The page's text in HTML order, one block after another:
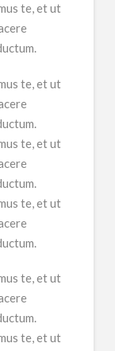
te, et ut
te, et ut
te, et ut
te, et ut
te, et ut
te, et ut